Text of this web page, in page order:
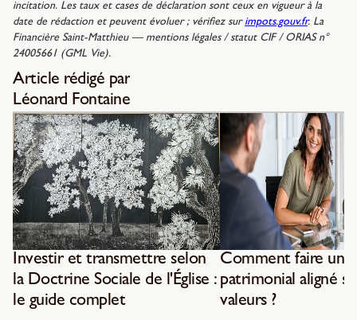
incitation. Les taux et cases de déclaration sont ceux en vigueur à la
date de rédaction et peuvent évoluer ; vérifiez sur impots.gouv.fr. La
Financière Saint-Matthieu — mentions légales / statut CIF / ORIAS n°
24005661 (GML Vie).
Article rédigé par
Léonard Fontaine
Investir et transmettre selon
la Doctrine Sociale de l'Église :
le guide complet
Comment faire un
patrimonial aligné
valeurs ?